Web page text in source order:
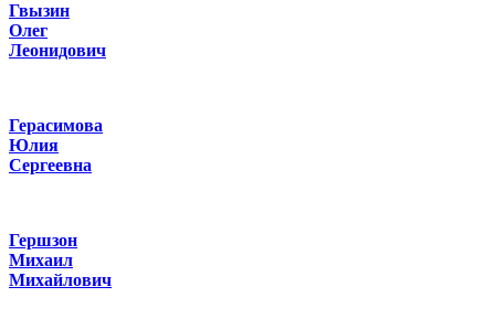
Гвызин
Олег
Леонидович
Герасимова
Юлия
Сергеевна
Гершзон
Михаил
Михайлович